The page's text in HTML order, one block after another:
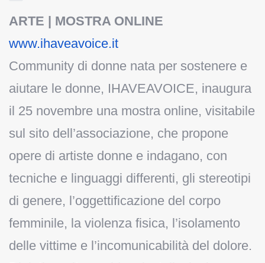
ARTE | MOSTRA ONLINE
www.ihaveavoice.it
Community di donne nata per sostenere e
aiutare le donne, IHAVEAVOICE, inaugura
il 25 novembre una mostra online, visitabile
sul sito dell’associazione, che propone
opere di artiste donne e indagano, con
tecniche e linguaggi differenti, gli stereotipi
di genere, l’oggettificazione del corpo
femminile, la violenza fisica, l’isolamento
delle vittime e l’incomunicabilità del dolore.